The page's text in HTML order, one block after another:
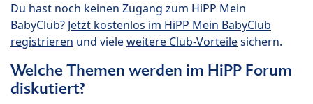
Du hast noch keinen Zugang zum HiPP Mein
BabyClub? Jetzt kostenlos im HiPP Mein BabyClub
registrieren und vieleweitere Club-Vorteilesichern.
Welche Themen werden im HiPP Forum
diskutiert?